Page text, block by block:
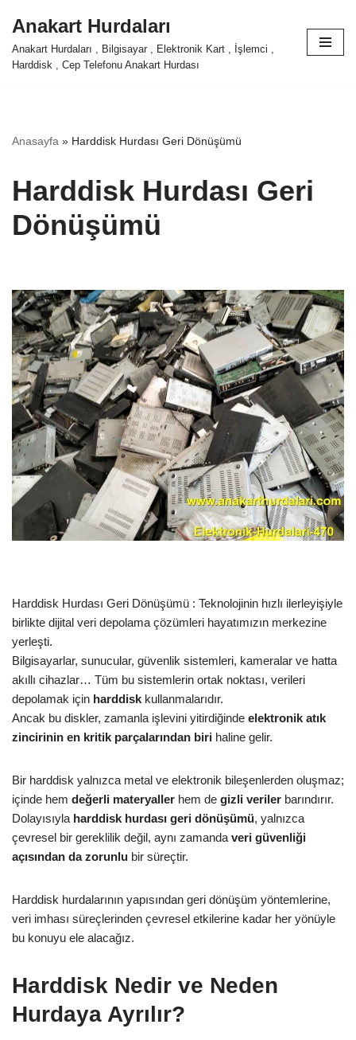
İçeriğe
geç
Anakart Hurdaları
Anakart Hurdaları , Bilgisayar , Elektronik Kart , İşlemci ,
Harddisk , Cep Telefonu Anakart Hurdası
Anasayfa » Harddisk Hurdası Geri Dönüşümü
Harddisk Hurdası Geri
Dönüşümü
Harddisk Hurdası Geri Dönüşümü : Teknolojinin hızlı ilerleyişiyle
birlikte dijital veri depolama çözümleri hayatımızın merkezine
yerleşti.
Bilgisayarlar, sunucular, güvenlik sistemleri, kameralar ve hatta
akıllı cihazlar… Tüm bu sistemlerin ortak noktası, verileri
depolamak için harddisk kullanmalarıdır.
Ancak bu diskler, zamanla işlevini yitirdiğinde elektronik atık
zincirinin en kritik parçalarından biri haline gelir.
Bir harddisk yalnızca metal ve elektronik bileşenlerden oluşmaz;
içinde hem değerli materyaller hem de gizli veriler barındırır.
Dolayısıyla harddisk hurdası geri dönüşümü, yalnızca
çevresel bir gereklilik değil, aynı zamanda veri güvenliği
açısından da zorunlu bir süreçtir.
Harddisk hurdalarının yapısından geri dönüşüm yöntemlerine,
veri imhası süreçlerinden çevresel etkilerine kadar her yönüyle
bu konuyu ele alacağız.
Harddisk Nedir ve Neden
Hurdaya Ayrılır?